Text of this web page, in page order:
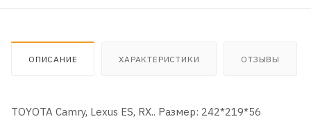
ОПИСАНИЕ ХАРАКТЕРИСТИКИ ОТЗЫВЫ
TOYOTA Camry, Leхus ES, RX.. Размер: 242*219*56